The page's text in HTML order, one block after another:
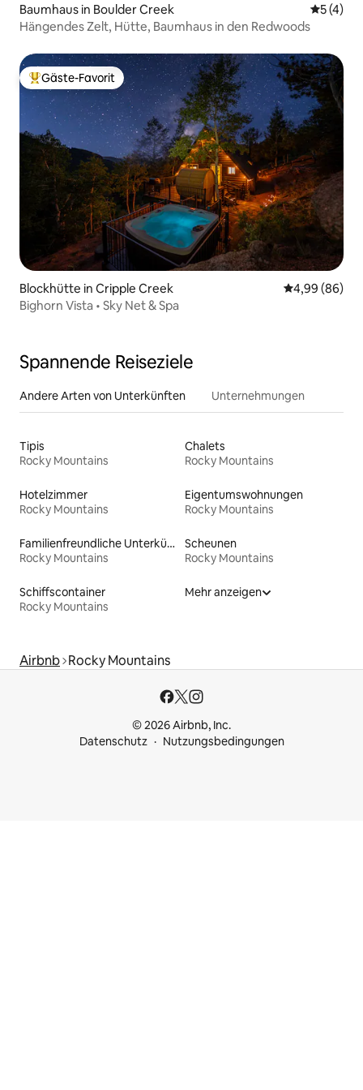
Baumhaus in Boulder Creek
5 (4)
Hängendes Zelt, Hütte, Baumhaus in den Redwoods
Beliebter Gäste-Favorit.
Gäste-Favorit
Blockhütte in Cripple Creek
4,99 (86)
Bighorn Vista • Sky Net & Spa
Spannende Reiseziele
Andere Arten von Unterkünften Unternehmungen
Tipis
Rocky Mountains
Chalets
Rocky Mountains
Hotelzimmer
Rocky Mountains
Eigentumswohnungen
Rocky Mountains
Familienfreundliche Unterkünfte
Rocky Mountains
Scheunen
Rocky Mountains
Schiffscontainer
Rocky Mountains
Mehr anzeigen
Airbnb Rocky Mountains
© 2026 Airbnb, Inc.
Datenschutz
Nutzungsbedingungen